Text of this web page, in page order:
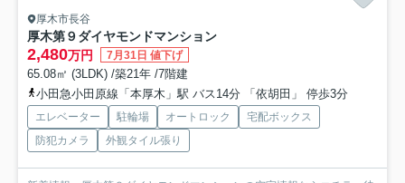
厚木市長谷
厚木第９ダイヤモンドマンション
2,480万円 7月31日 値下げ
65.08㎡ (3LDK) /築21年 /7階建
小田急小田原線「本厚木」駅 バス14分 「依胡田」 停歩3分
エレベーター 駐輪場 オートロック
宅配ボックス
防犯カメラ
外観タイル張り